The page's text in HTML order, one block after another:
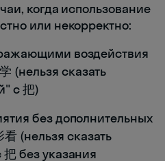
когда использование
или некорректно:
воздействия
(нельзя сказать
с 把)
без дополнительных
(нельзя сказать
без указания